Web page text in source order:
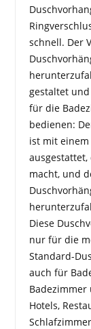
schnell. Der
gestaltet
für die
bedienen:
ist mit
macht, und
Diese
nur für die
Standard-
auch für
Badezimmer
Hotels,